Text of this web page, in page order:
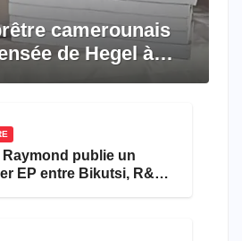
camerounais
de Hegel à
Raymond publie un
EP entre Bikutsi, R&B